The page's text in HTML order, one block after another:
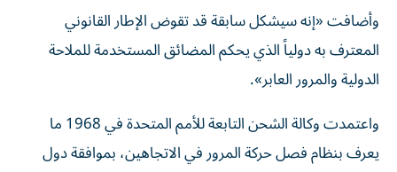
وأضافت «إنه سيشكل سابقة قد تقوض الإطار ‌القانوني
المعترف به دولياً الذي يحكم المضائق المستخدمة للملاحة
الدولية والمرور العابر».
واعتمدت ​وكالة الشحن التابعة للأمم المتحدة في 1968 ما
يعرف بنظام فصل حركة المرور في الاتجاهين، بموافقة دول